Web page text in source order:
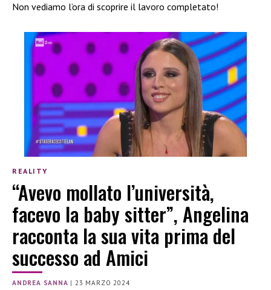
Non vediamo l’ora di scoprire il lavoro completato!
REALITY
“Avevo mollato l’università,
facevo la baby sitter”, Angelina
racconta la sua vita prima del
successo ad Amici
ANDREA SANNA | 23 MARZO 2024